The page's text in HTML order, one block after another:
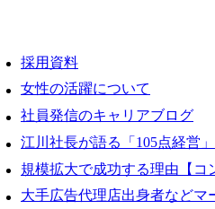
採用資料
女性の活躍について
社員発信のキャリアブログ
江川社長が語る「105点経営」
規模拡大で成功する理由【コ
大手広告代理店出身者などマ